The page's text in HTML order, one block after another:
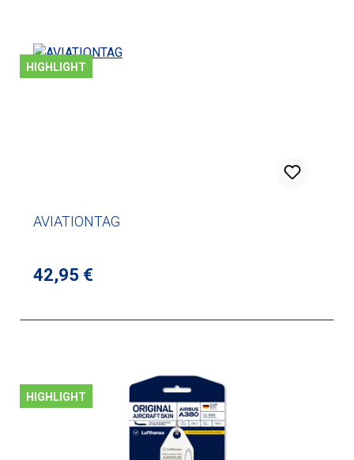
HIGHLIGHT
AVIATIONTAG
Regulärer Preis:
42,95 €
HIGHLIGHT